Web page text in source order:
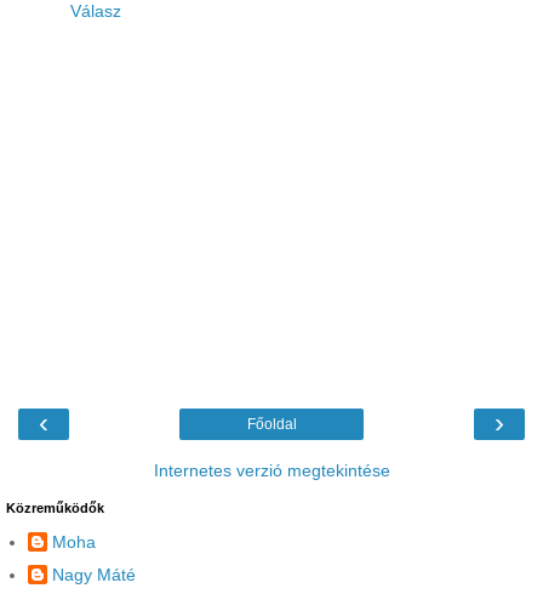
Válasz
‹ ›
Főoldal
Internetes verzió megtekintése
Közreműködők
Moha
Nagy Máté